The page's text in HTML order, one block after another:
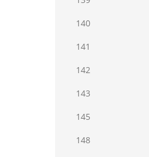
140
141
142
143
145
148